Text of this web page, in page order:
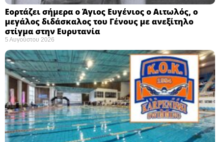
Εορτάζει σήμερα ο Άγιος Ευγένιος ο Αιτωλός, ο
μεγάλος διδάσκαλος του Γένους με ανεξίτηλο
στίγμα στην Ευρυτανία
5 Αυγούστου 2026